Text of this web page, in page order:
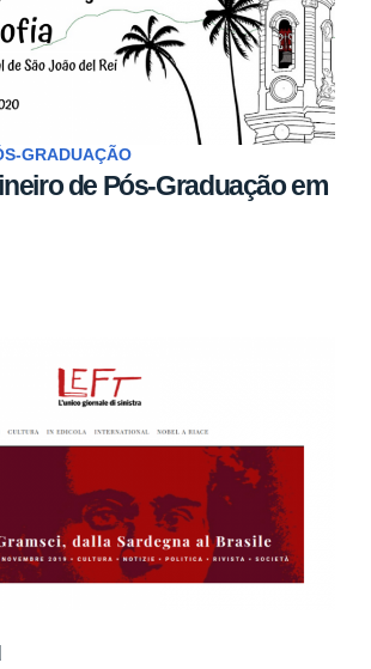
GRADUAÇÃO
de Pós-Graduação em